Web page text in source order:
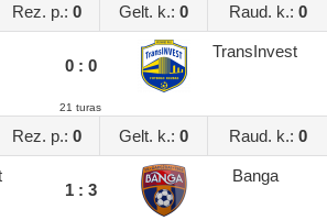
Rez. p.: 0 Gelt. k.: 0 Raud. k.: 0
0 : 0
TransInvest
21 turas
Rez. p.: 0 Gelt. k.: 0 Raud. k.: 0
1 : 3
Banga